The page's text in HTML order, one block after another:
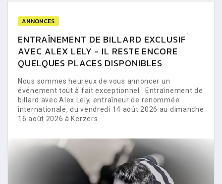
ANNONCES
ENTRAÎNEMENT DE BILLARD EXCLUSIF
AVEC ALEX LELY - IL RESTE ENCORE
QUELQUES PLACES DISPONIBLES
Nous sommes heureux de vous annoncer un
événement tout à fait exceptionnel : Entraînement de
billard avec Alex Lely, entraîneur de renommée
internationale, du vendredi 14 août 2026 au dimanche
16 août 2026 à Kerzers.